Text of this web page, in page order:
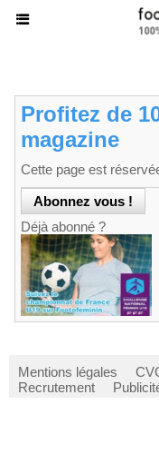
Profitez de
magazine
Cette page est
Déjà abonné ?
Mentions légales
Recrutement